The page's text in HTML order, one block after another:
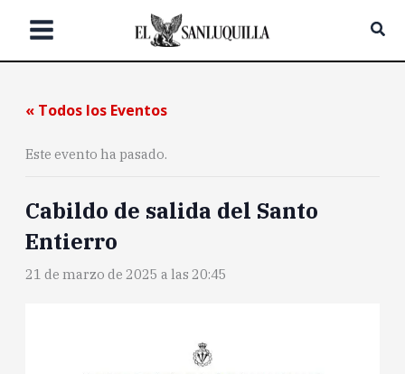
« Todos los Eventos
Este evento ha pasado.
Cabildo de salida del Santo
Entierro
21 de marzo de 2025 a las 20:45